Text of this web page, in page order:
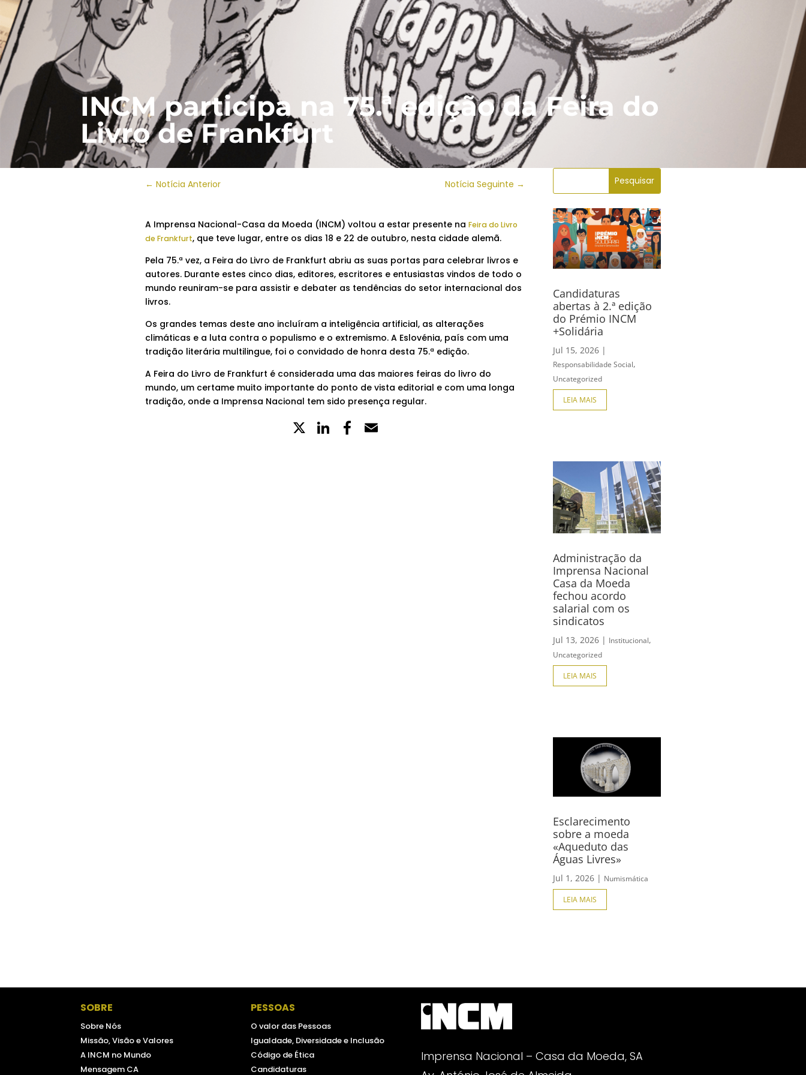
INCM participa na 75.ª edição da Feira do
Livro de Frankfurt
← Notícia Anterior Notícia Seguinte →
A Imprensa Nacional-Casa da Moeda (INCM) voltou a estar presente na Feira do Livro
de Frankfurt, que teve lugar, entre os dias 18 e 22 de outubro, nesta cidade alemã.
Pela 75.ª vez, a Feira do Livro de Frankfurt abriu as suas portas para celebrar livros e
autores. Durante estes cinco dias, editores, escritores e entusiastas vindos de todo o
mundo reuniram-se para assistir e debater as tendências do setor internacional dos
livros.
Os grandes temas deste ano incluíram a inteligência artificial, as alterações
climáticas e a luta contra o populismo e o extremismo. A Eslovénia, país com uma
tradição literária multilingue, foi o convidado de honra desta 75.ª edição.
A Feira do Livro de Frankfurt é considerada uma das maiores feiras do livro do
mundo, um certame muito importante do ponto de vista editorial e com uma longa
tradição, onde a Imprensa Nacional tem sido presença regular.
X LinkedIn
Partilhe
Candidaturas
abertas à 2.ª edição
do Prémio INCM
+Solidária
Jul 15, 2026 |
Responsabilidade Social,
Uncategorized
LEIA MAIS
Administração da
Imprensa Nacional
Casa da Moeda
fechou acordo
salarial com os
sindicatos
Jul 13, 2026 | Institucional,
Uncategorized
LEIA MAIS
Esclarecimento
sobre a moeda
«Aqueduto das
Águas Livres»
Jul 1, 2026 | Numismática
LEIA MAIS
SOBRE
Sobre Nós
Missão, Visão e Valores
A INCM no Mundo
Mensagem CA
PESSOAS
O valor das Pessoas
Igualdade, Diversidade e Inclusão
Código de Ética
Candidaturas
Imprensa Nacional – Casa da Moeda, SA